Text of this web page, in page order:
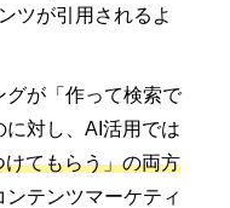
ツが引用されるよ
グが「作って検索で
に対し、AI活用では
てもらう」の両方
テンツマーケティ